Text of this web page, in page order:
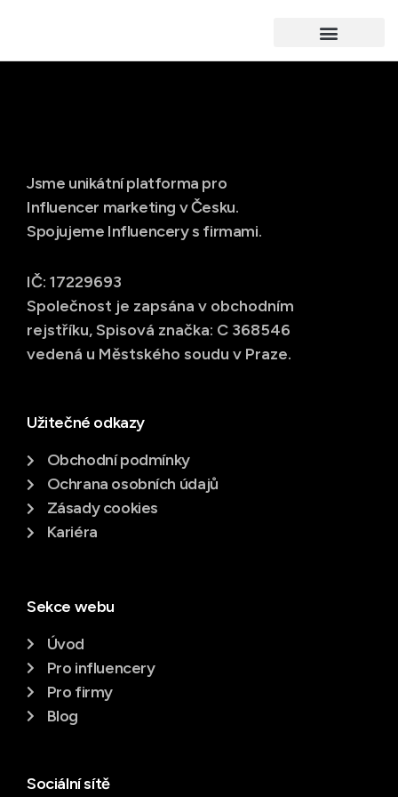
Jsme unikátní platforma pro
Influencer marketing v Česku.
Spojujeme Influencery s firmami.
IČ: 17229693
Společnost je zapsána v obchodním
rejstříku, Spisová značka: C 368546
vedená u Městského soudu v Praze.
Užitečné odkazy
Obchodní podmínky
Ochrana osobních údajů
Zásady cookies
Kariéra
Sekce webu
Úvod
Pro influencery
Pro firmy
Blog
Sociální sítě